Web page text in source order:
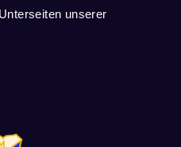
unserer